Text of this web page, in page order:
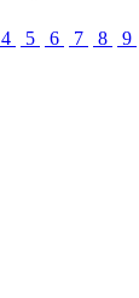
4 5 6 7 8 9